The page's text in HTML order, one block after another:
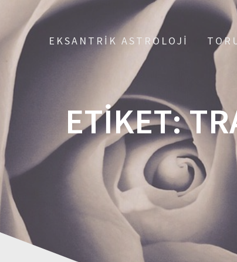
EKSANTRIK ASTROLOJI
ETIKET: